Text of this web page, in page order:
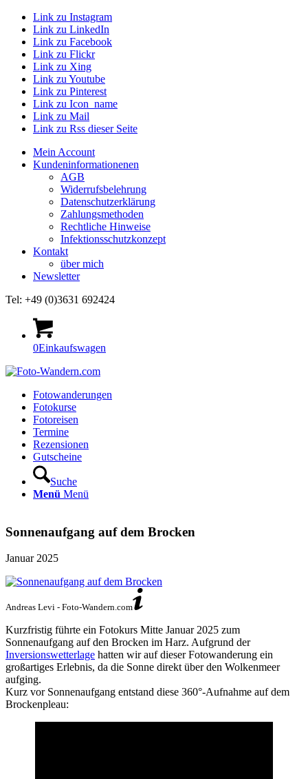
Link zu Instagram
Link zu LinkedIn
Link zu Facebook
Link zu Flickr
Link zu Xing
Link zu Youtube
Link zu Pinterest
Link zu Icon_name
Link zu Mail
Link zu Rss dieser Seite
Mein Account
Kundeninformationenen
AGB
Widerrufsbelehrung
Datenschutzerklärung
Zahlungsmethoden
Rechtliche Hinweise
Infektionsschutzkonzept
Kontakt
über mich
Newsletter
Tel: +49 (0)3631 692424
0Einkaufswagen
Fotowanderungen
Fotokurse
Fotoreisen
Termine
Rezensionen
Gutscheine
Suche
Menü Menü
Sonnenaufgang auf dem Brocken
Januar 2025
Andreas Levi - Foto-Wandern.com
Kurzfristig führte ein Fotokurs Mitte Januar 2025 zum
Sonnenaufgang auf den Brocken im Harz. Aufgrund der
Inversionswetterlage hatten wir auf dieser Fotowanderung ein
großartiges Erlebnis, da die Sonne direkt über den Wolkenmeer
aufging.
Kurz vor Sonnenaufgang entstand diese 360°-Aufnahme auf dem
Brockenpleau: